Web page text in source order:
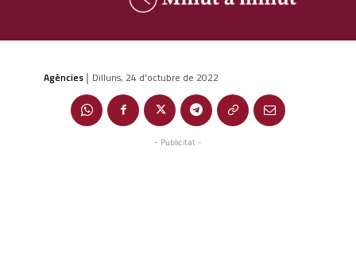
Agències | Dilluns, 24 d'octubre de 2022
- Publicitat -